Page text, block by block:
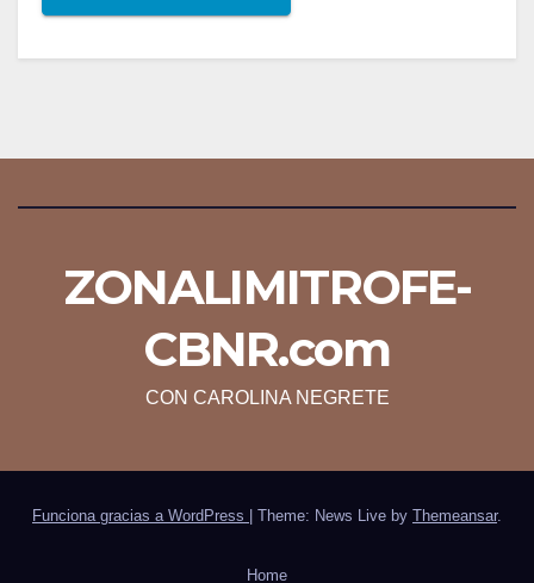
ZONALIMITROFE-
CBNR.com
CON CAROLINA NEGRETE
Funciona gracias a WordPress Theme: News Live by Themeansar.
Home